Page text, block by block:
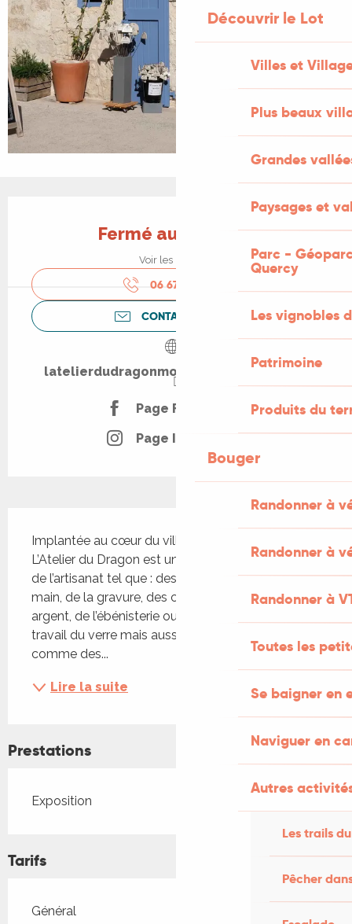
Découvrir le Lot
Villes et
Plus beaux
Grandes
Paysages et
Parc -
Quercy
Les vignobles
Patrimoine
Produits du
Bouger
Randonner à
Randonner à
Randonner à
Toutes les
Se baigner en
Naviguer en
Autres
Les trails
Pêcher
Ouverture et coordonnées
Fermé aujourd'hui
Voir les horaires
06 67 65 01
CONTACTEZ-NOUS
latelierdudragonmontcuq.my.canva.site
Page Facebook
Page Instagram
Implantée au cœur du village de Montcuq,
L’Atelier du Dragon est une boutique présentant
de l’artisanat tel que : des tissus imprimés à la
main, de la gravure, des céramiques, des bijoux en
argent, de l’ébénisterie ou le travail du cuir, le
travail du verre mais aussi des produits locaux
comme des...
Lire la suite
Prestations
Exposition
Tarifs
Tarifs 2026
Général